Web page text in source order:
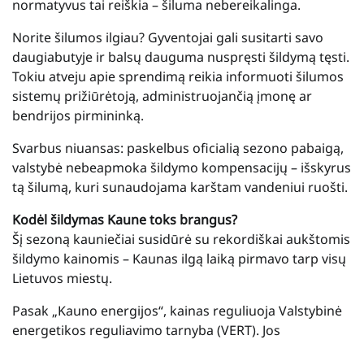
normatyvus tai reiškia – šiluma nebereikalinga.
Norite šilumos ilgiau? Gyventojai gali susitarti savo
daugiabutyje ir balsų dauguma nuspręsti šildymą tęsti.
Tokiu atveju apie sprendimą reikia informuoti šilumos
sistemų prižiūrėtoją, administruojančią įmonę ar
bendrijos pirmininką.
Svarbus niuansas: paskelbus oficialią sezono pabaigą,
valstybė nebeapmoka šildymo kompensacijų – išskyrus
tą šilumą, kuri sunaudojama karštam vandeniui ruošti.
Kodėl šildymas Kaune toks brangus?
Šį sezoną kauniečiai susidūrė su rekordiškai aukštomis
šildymo kainomis – Kaunas ilgą laiką pirmavo tarp visų
Lietuvos miestų.
Pasak „Kauno energijos“, kainas reguliuoja Valstybinė
energetikos reguliavimo tarnyba (VERT). Jos